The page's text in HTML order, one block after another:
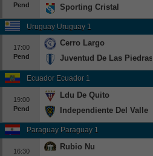
Pend
Sporting Cristal
Uruguay Uruguay 1
17:00
Pend
Cerro Largo
Juventud De Las Piedras
Ecuador Ecuador 1
19:00
Pend
Ldu De Quito
Independiente Del Valle
Paraguay Paraguay 1
16:30
Rubio Nu